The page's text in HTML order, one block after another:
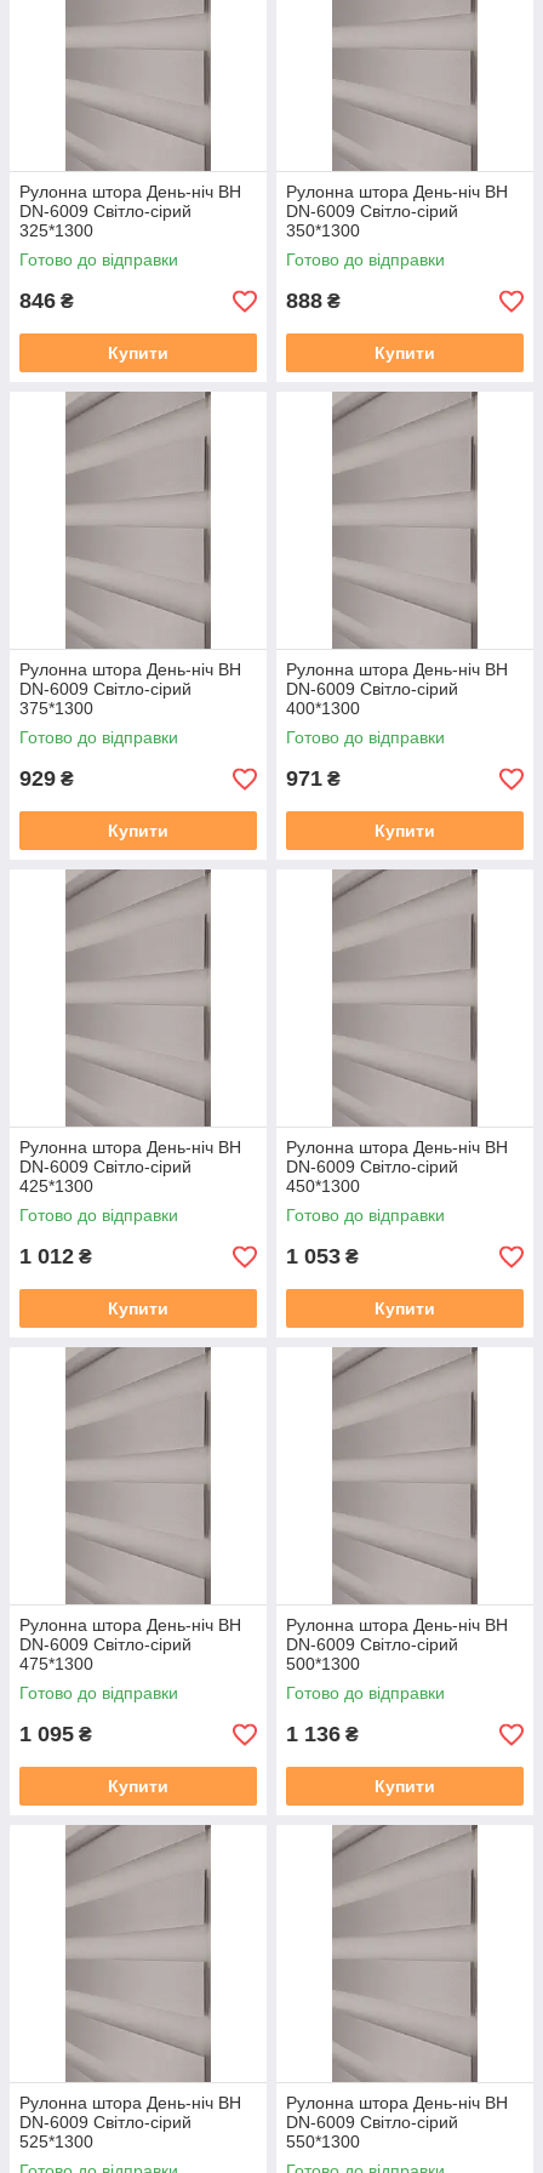
https://mir-shtor.org/a238919-montazh-sistemy-mini.html
Рулонна штора День-ніч BН
DN-6009 Світло-сірий
325*1300
Готово до відправки
846 ₴
Купити
Рулонна штора День-ніч BН
DN-6009 Світло-сірий
350*1300
Готово до відправки
888 ₴
Купити
Рулонна штора День-ніч BН
DN-6009 Світло-сірий
375*1300
Готово до відправки
929 ₴
Купити
Рулонна штора День-ніч BН
DN-6009 Світло-сірий
400*1300
Готово до відправки
971 ₴
Купити
Рулонна штора День-ніч BН
DN-6009 Світло-сірий
425*1300
Готово до відправки
1 012 ₴
Купити
Рулонна штора День-ніч BН
DN-6009 Світло-сірий
450*1300
Готово до відправки
1 053 ₴
Купити
Рулонна штора День-ніч BН
DN-6009 Світло-сірий
475*1300
Готово до відправки
1 095 ₴
Купити
Рулонна штора День-ніч BН
DN-6009 Світло-сірий
500*1300
Готово до відправки
1 136 ₴
Купити
Рулонна штора День-ніч BН
DN-6009 Світло-сірий
525*1300
Рулонна штора День-ніч BН
DN-6009 Світло-сірий
550*1300